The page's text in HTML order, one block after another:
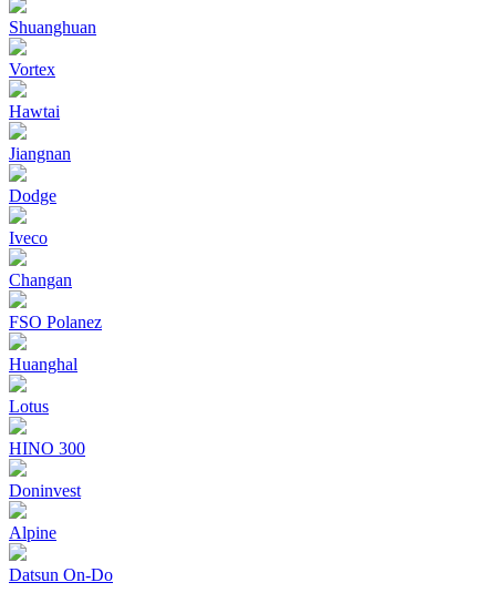
Shuanghuan
Vortex
Hawtai
Jiangnan
Dodge
Iveco
Changan
FSO Polanez
Huanghal
Lotus
HINO 300
Doninvest
Alpine
Datsun On-Do